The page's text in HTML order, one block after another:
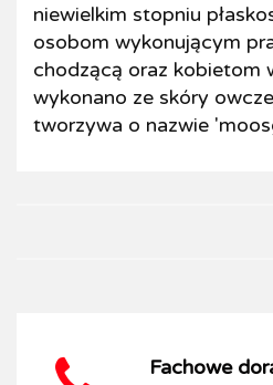
niewielkim stopniu
osobom wykonującym
chodzącą oraz kobietom
wykonano ze skóry
tworzywa o nazwie
Fachowe